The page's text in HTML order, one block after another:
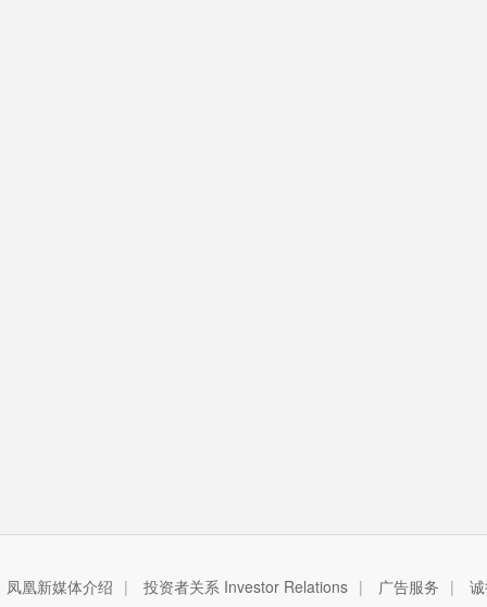
凤凰新媒体介绍 | 投资者关系 Investor Relations | 广告服务 |